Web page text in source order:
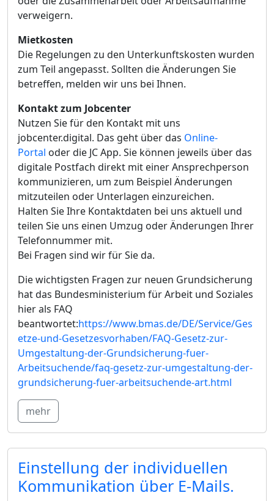
verweigern.
Mietkosten
Die Regelungen zu den Unterkunftskosten wurden
zum Teil angepasst. Sollten die Änderungen Sie
betreffen, melden wir uns bei Ihnen.
Kontakt zum Jobcenter
Nutzen Sie für den Kontakt mit uns
jobcenter.digital. Das geht über das Online-
Portal oder die JC App. Sie können jeweils über das
digitale Postfach direkt mit einer Ansprechperson
kommunizieren, um zum Beispiel Änderungen
mitzuteilen oder Unterlagen einzureichen.
Halten Sie Ihre Kontaktdaten bei uns aktuell und
teilen Sie uns einen Umzug oder Änderungen Ihrer
Telefonnummer mit.
Bei Fragen sind wir für Sie da.
Die wichtigsten Fragen zur neuen Grundsicherung
hat das Bundesministerium für Arbeit und Soziales
hier als FAQ
beantwortet:https://www.bmas.de/DE/Service/Ges
etze-und-Gesetzesvorhaben/FAQ-Gesetz-zur-
Umgestaltung-der-Grundsicherung-fuer-
Arbeitsuchende/faq-gesetz-zur-umgestaltung-der-
grundsicherung-fuer-arbeitsuchende-art.html
mehr
Einstellung der individuellen
Kommunikation über E-Mails.